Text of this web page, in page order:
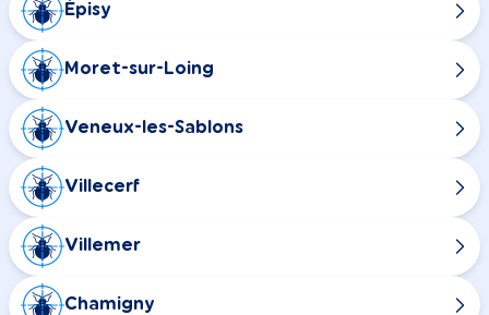
Épisy
Moret-sur-Loing
Veneux-les-Sablons
Villecerf
Villemer
Chamigny